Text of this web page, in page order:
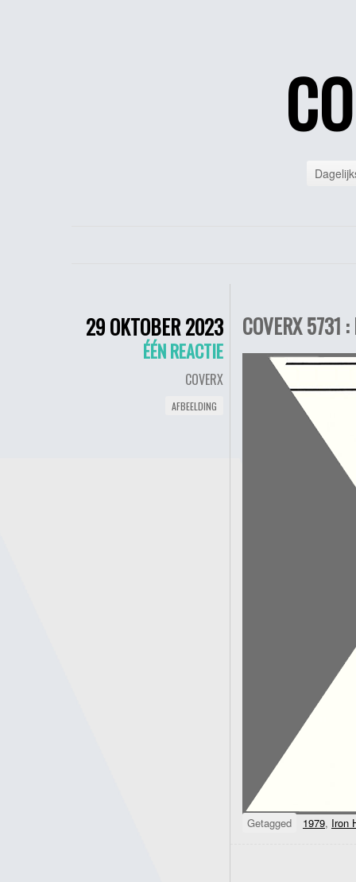
29 OKTOBER 2023
ÉÉN REACTIE
COVERX
AFBEELDING
COVERX 5731
Getagged 1979, Iron